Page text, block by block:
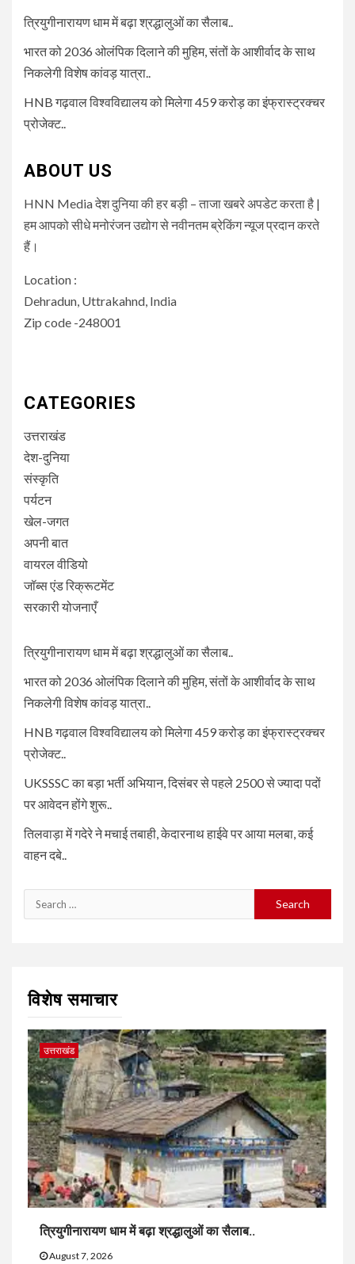
त्रियुगीनारायण धाम में बढ़ा श्रद्धालुओं का सैलाब..
भारत को 2036 ओलंपिक दिलाने की मुहिम, संतों के आशीर्वाद के साथ
निकलेगी विशेष कांवड़ यात्रा..
HNB गढ़वाल विश्वविद्यालय को मिलेगा 459 करोड़ का इंफ्रास्ट्रक्चर
प्रोजेक्ट..
ABOUT US
HNN Media देश दुनिया की हर बड़ी – ताजा खबरे अपडेट करता है |
हम आपको सीधे मनोरंजन उद्योग से नवीनतम ब्रेकिंग न्यूज प्रदान करते
हैं।
Location :
Dehradun, Uttrakahnd, India
Zip code -248001
CATEGORIES
उत्तराखंड
देश-दुनिया
संस्कृति
पर्यटन
खेल-जगत
अपनी बात
वायरल वीडियो
जॉब्स एंड रिक्रूटमेंट
सरकारी योजनाएँ
त्रियुगीनारायण धाम में बढ़ा श्रद्धालुओं का सैलाब..
भारत को 2036 ओलंपिक दिलाने की मुहिम, संतों के आशीर्वाद के साथ
निकलेगी विशेष कांवड़ यात्रा..
HNB गढ़वाल विश्वविद्यालय को मिलेगा 459 करोड़ का इंफ्रास्ट्रक्चर
प्रोजेक्ट..
UKSSSC का बड़ा भर्ती अभियान, दिसंबर से पहले 2500 से ज्यादा पदों
पर आवेदन होंगे शुरू..
तिलवाड़ा में गदेरे ने मचाई तबाही, केदारनाथ हाईवे पर आया मलबा, कई
वाहन दबे..
Search
for:
विशेष समाचार
उत्तराखंड
त्रियुगीनारायण धाम में बढ़ा श्रद्धालुओं का सैलाब..
August 7, 2026